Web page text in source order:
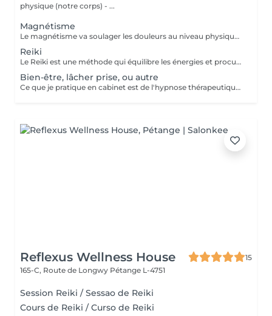
physique (notre corps) - ...
Magnétisme
Le magnétisme va soulager les douleurs au niveau physique: fibromyalgie, douleurs musculaires, mal de dos, sciatiques, douleurs au niveau des articulations, arthroses, migraines, problèmes de digestion, cicatrisation (après une opération par exemple) ... Il va agir en tant que coupe feu, sur brûlures physiques ou soulagement lors des séances de chimiothérapie ou radiothérapie... Ainsi que sur l'insomnie, le stress, l'angoisse, la dépression, la fatigue... Attention, les séances de magnétisme peuvent être pratiquées à titre préventif ou en accompagnement des soins médicaux, mais ne peuvent en aucun cas, se substituer aux traitements médicaux. Paiement sur place en espèces.
Reiki
Le Reiki est une méthode qui équilibre les énergies et procure un apaisement physique, psychique et émotionnel. Lors d'une séance de Reiki (Rei signifie esprit-conscience, Ki signifie énergie-sensation), le praticien dirige l'énergie universelle vers les zones du corps qui en ont le plus besoin, faisant en sorte que l'énergie circule uniformément et harmonieusement. Une séance permet : d'apaiser le corps et l'esprit de procurer un sentiment de bien-être d'harmoniser la circulation de l'énergie de favoriser un état de relaxation de soutenir le potentiel de guérison de retrouver un sommeil réparateur retrouver une meilleure circulation sanguine réduire les douleurs physiques réduire le stress Les séances de reiki peuvent être pratiquées à titre préventif, ou en accompagnement des soins médicaux, mais ne peuvent en aucun cas, se substituer aux traitements médicaux. Paiement sur place en espèces.
Bien-être, lâcher prise, ou autre
Ce que je pratique en cabinet est de l'hypnose thérapeutique. Vous restez maître de vous-même et libre de vos actions. Ensemble nous travaillons sur vos émotions. Je vais chercher vos blocages, vos peurs, vos craintes, et fais en sorte que celles-ci ne soient plus un poids pour vous. Aussi ce qu'il y a de mieux en vous, vos forces, votre courage, et bien d'autres qualités, pour que cela vous aide à aller mieux et à atteindre vos objectifs. Paiement sur place en espèces.
Reflexus Wellness House
15
165-C, Route de Longwy Pétange L-4751
Session Reiki / Sessao de Reiki
Cours de Reiki / Curso de Reiki